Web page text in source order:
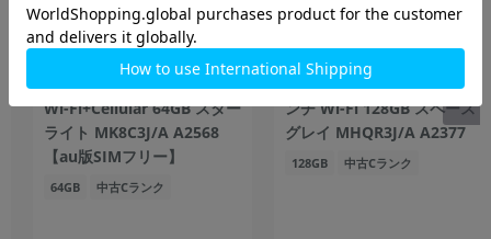
【第6世代】 iPad mini6
Wi-Fi+Cellular 64GB スター
ライト MK8C3J/A A2568
【au版SIMフリー】
64GB 中古Cランク
【第3世代】 iPad Pro 11イ
ンチ Wi-Fi 128GB スペース
グレイ MHQR3J/A A2377
128GB 中古Cランク